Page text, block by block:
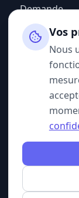
Demande
d'information
Espace admin
©
Vos
Nous